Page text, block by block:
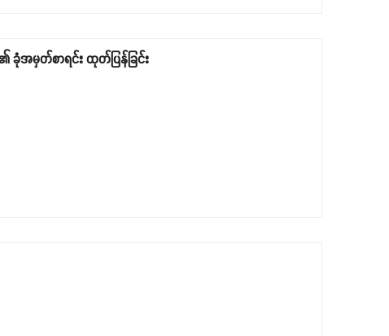
အမှတ်စာရင်း ထုတ်ပြန်ခြင်း